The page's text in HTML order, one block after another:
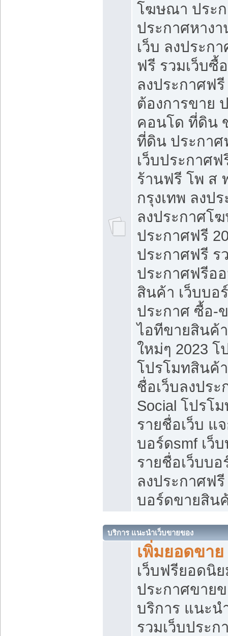
โฆษณา ประ
ประกาศหาง
เว็บ ลงประก
ฟรี รวมเว็บซื้
ลงประกาศฟ
ต้องการขาย
คอนโด ที่ดิน
ที่ดิน ประกา
เว็บประกาศ
ร้านฟรี โพ ส
กรุงเทพ ลงป
ลงประกาศโ
ประกาศฟรี
ประกาศฟรี ร
ประกาศฟรีอ
สินค้า เว็บบอ
ประกาศ ซื้อ-
ไอทีขายสินค้
ใหม่ๆ 2023
โปรโมทสินค้
ชื่อเว็บลงปร
Social โปรโ
รายชื่อเว็บ แ
บอร์ดsmf เว็
รายชื่อเว็บบ
ลงประกาศฟรี
บอร์ดขายสิน
บริการ แนะนำเว็บขายของ
เพิ่มยอดขา
เว็บฟรียอดนิ
ประกาศขาย
บริการ แนะน
รวมเว็บประก